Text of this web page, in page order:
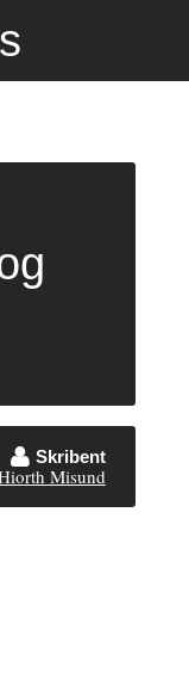
Skribent
Misund